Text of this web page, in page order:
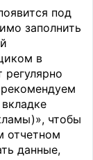
под
заполнить
в
регулярно
чтобы
отчетном
данные,